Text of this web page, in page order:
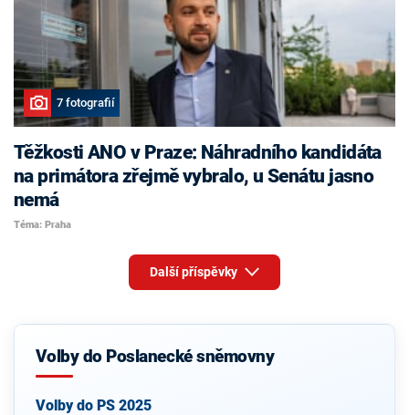
7 fotografií
Těžkosti ANO v Praze: Náhradního kandidáta
na primátora zřejmě vybralo, u Senátu jasno
nemá
Téma: Praha
Další příspěvky
Volby do Poslanecké sněmovny
Volby do PS 2025